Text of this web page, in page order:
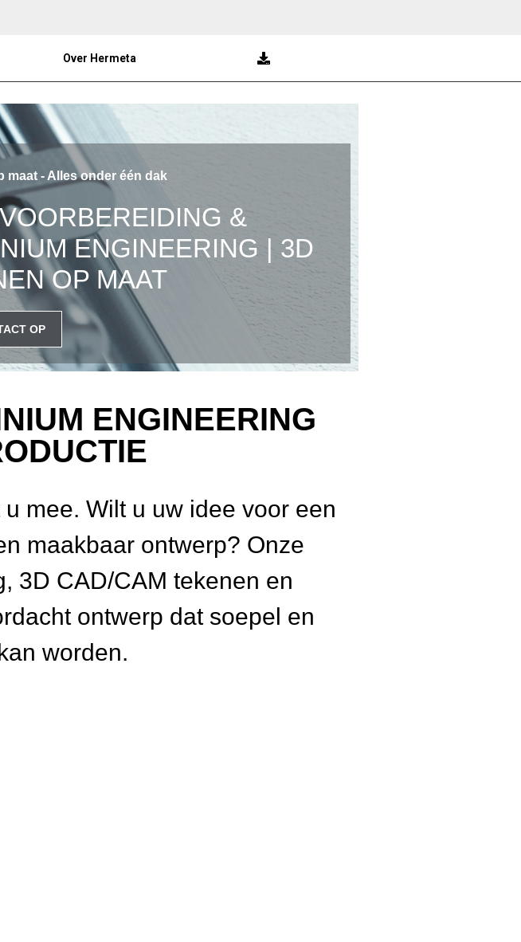
Over Hermeta
maat - Alles onder één dak
&
ENGINEERING | 3D
OP MAAT
OP
ENGINEERING
mee. Wilt u uw idee voor een
maakbaar ontwerp? Onze
3D CAD/CAM tekenen en
ontwerp dat soepel en
worden.